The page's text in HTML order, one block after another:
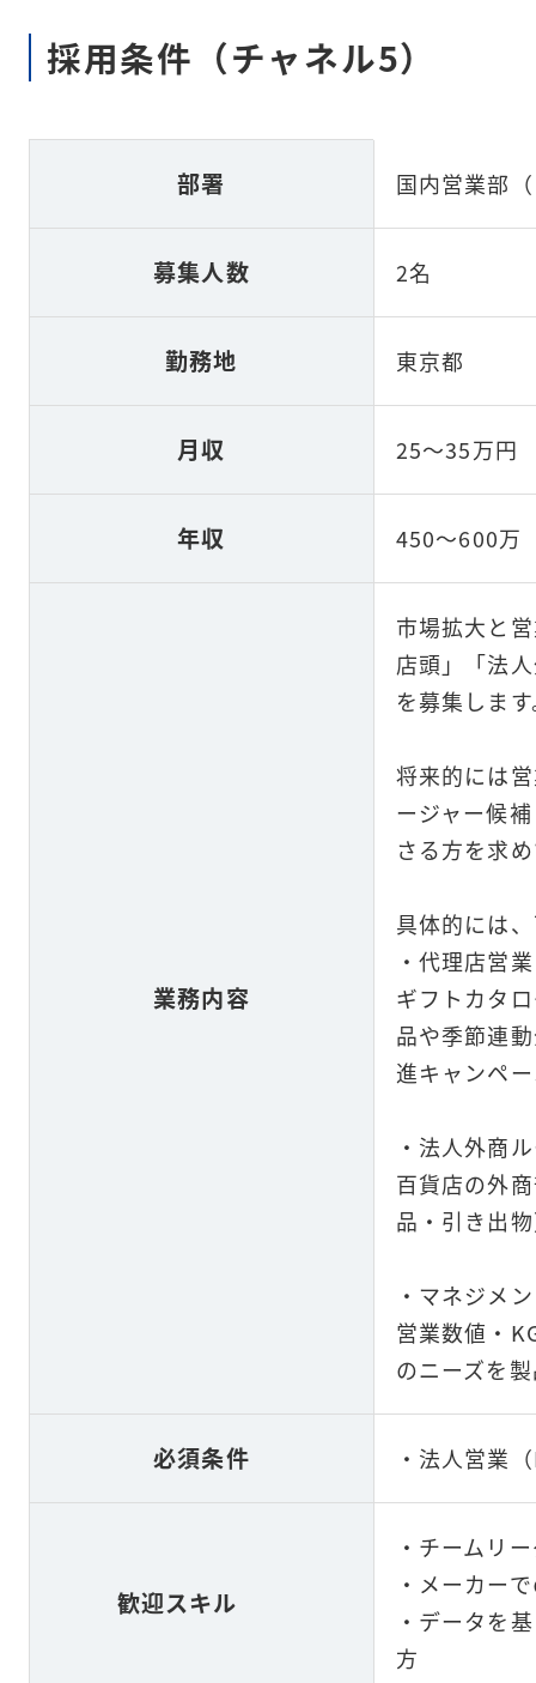
採用条件（チャネル5）
部署 国内営業部
募集人数 2名
勤務地 東京都
月収 25～35万円
年収 450～600万
業務内容
市場拡大と
店頭」「法
を募集しま
将来的には
ージャー候
さる方を求
具体的には
・代理店営
ギフトカタ
品や季節連
進キャンペ
・法人外商
百貨店の外
品・引き出
・マネジメ
営業数値・
のニーズを
必須条件 ・法人営業
歓迎スキル
・チームリ
・メーカー
・データを
方